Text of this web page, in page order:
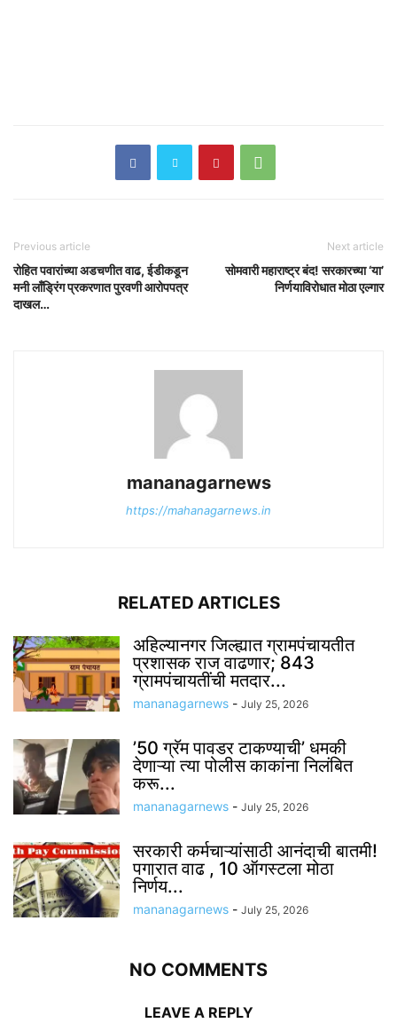
Previous article
रोहित पवारांच्या अडचणीत वाढ, ईडीकडून
मनी लाँड्रिंग प्रकरणात पुरवणी आरोपपत्र
दाखल…
Next article
सोमवारी महाराष्ट्र बंद! सरकारच्या ‘या’
निर्णयाविरोधात मोठा एल्गार
mananagarnews
https://mahanagarnews.in
RELATED ARTICLES
अहिल्यानगर जिल्ह्यात ग्रामपंचायतीत
प्रशासक राज वाढणार; 843
ग्रामपंचायतींची मतदार...
mananagarnews - July 25, 2026
’50 ग्रॅम पावडर टाकण्याची’ धमकी
देणाऱ्या त्या पोलीस काकांना निलंबित
करू...
mananagarnews - July 25, 2026
सरकारी कर्मचाऱ्यांसाठी आनंदाची बातमी!
पगारात वाढ , 10 ऑगस्टला मोठा
निर्णय...
mananagarnews - July 25, 2026
NO COMMENTS
LEAVE A REPLY